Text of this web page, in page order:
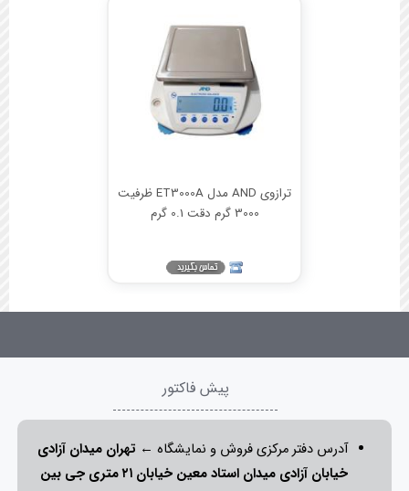
ترازوی AND مدل ET3000A ظرفیت
3000 گرم دقت 0.1 گرم
پیش فاکتور
آدرس دفتر مرکزی فروش و نمایشگاه ← تهران میدان آزادی
خیابان آزادی میدان استاد معین خیابان ۲۱ متری جی بین